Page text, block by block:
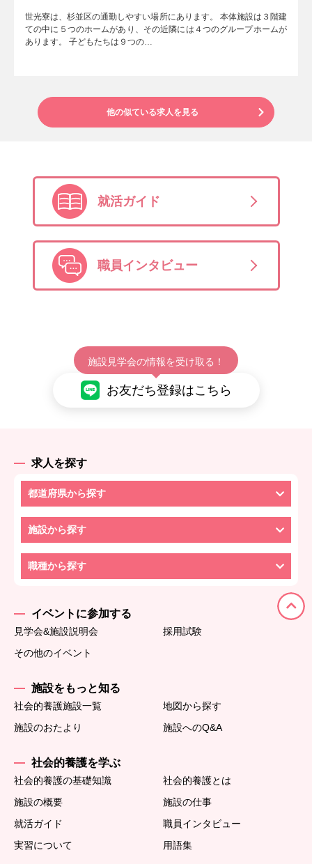
世光寮は、杉並区の通勤しやすい場所にあります。 本体施設は３階建
ての中に５つのホームがあり、その近隣には４つのグループホームが
あります。 子どもたちは９つの…
他の似ている求人を見る
就活ガイド
職員インタビュー
施設見学会の情報を受け取る！
お友だち登録はこちら
求人を探す
都道府県から探す
施設から探す
職種から探す
イベントに参加する
見学会&施設説明会
採用試験
その他のイベント
施設をもっと知る
社会的養護施設一覧
地図から探す
施設のおたより
施設へのQ&A
社会的養護を学ぶ
社会的養護の基礎知識
社会的養護とは
施設の概要
施設の仕事
就活ガイド
職員インタビュー
実習について
用語集